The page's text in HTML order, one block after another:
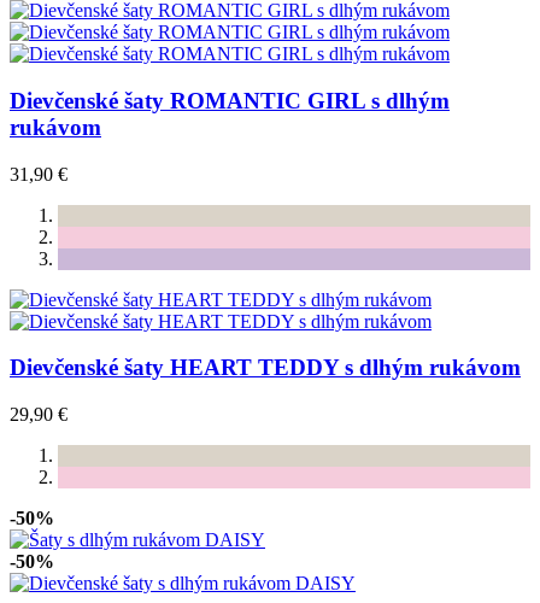
Dievčenské šaty ROMANTIC GIRL s dlhým
rukávom
31,90 €
Dievčenské šaty HEART TEDDY s dlhým rukávom
29,90 €
-50%
-50%